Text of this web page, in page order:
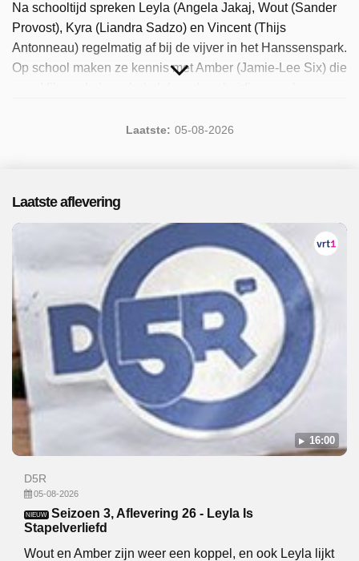
Na schooltijd spreken Leyla (Angela Jakaj, Wout (Sander
Provost), Kyra (Liandra Sadzo) en Vincent (Thijs
Antonneau) regelmatig af bij de vijver in het Hanssenspark.
Op school maken ze kennis met Amber (Jamie-Lee Six) die
geconfronteerd met tegenslagen en moeilijke momenten.
programma beschikbaar. Er zijn 44 afleveringen
uitgezonden, de meest recente in augustus 2026.
Laatste: 05-08-2026
Laatste aflevering
16:00
D5R
05-08-2026
NIEUW Seizoen 3, Aflevering 26 - Leyla Is
Stapelverliefd
Wout en Amber zijn weer een koppel, en ook Leyla lijkt